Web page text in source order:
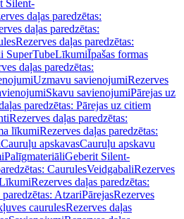
Silent-
daļas paredzētas:
daļas paredzētas:
Rezerves daļas paredzētas:
SuperTubeLīkumiĪpašas formas
daļas paredzētas:
Uzmavu savienojumiRezerves
Skavu savienojumiPārejas uz
paredzētas: Pārejas uz citiem
Rezerves daļas paredzētas:
līkumiRezerves daļas paredzētas:
Cauruļu apskavasCauruļu apskavu
PalīgmateriāliGeberit Silent-
CaurulesVeidgabaliRezerves
Rezerves daļas paredzētas:
AtzariPārejasRezerves
caurulesRezerves daļas